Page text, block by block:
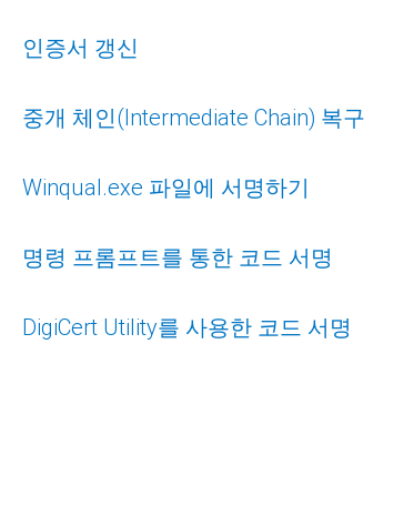
인증서 갱신
중개 체인(Intermediate Chain) 복구
Winqual.exe 파일에 서명하기
명령 프롬프트를 통한 코드 서명
DigiCert Utility를 사용한 코드 서명